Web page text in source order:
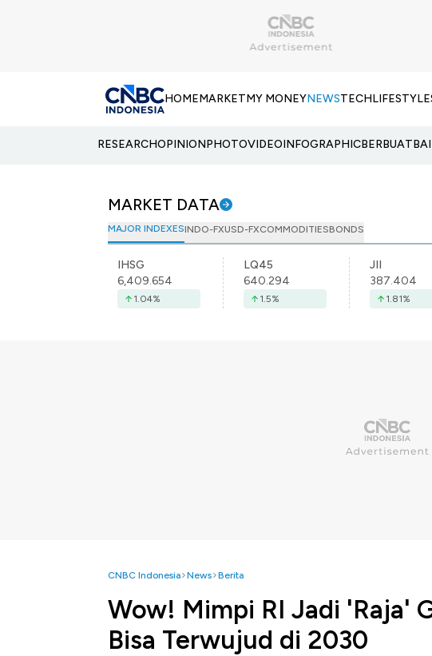
HOMEMARKETMY MONEYNEWSTECHLIFESTYLE
RESEARCHOPINIONPHOTOVIDEOINFOGRAPHIC
MARKET DATA
MAJOR INDEXESINDO-FXUSD-FXCOMMODITIESBONDS
IHSG
6,409.654
1.04%
LQ45
640.294
1.5%
JII
387.404
1.81%
CNBC Indonesia News Berita
Wow! Mimpi RI Jadi 'Raja'
Bisa Terwujud di 2030